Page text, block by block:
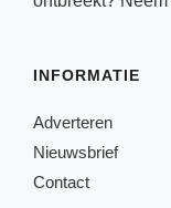
INFORMATIE
Adverteren
Nieuwsbrief
Contact